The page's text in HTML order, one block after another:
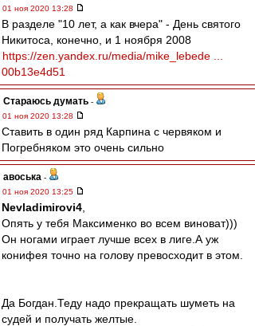
01 ноя 2020 13:28
В разделе "10 лет, а как вчера" - День святого
Никитоса, конечно, и 1 ноября 2008
https://zen.yandex.ru/media/mike_lebede ...
00b13e4d51
Стараюсь думать -
01 ноя 2020 13:28
Ставить в один ряд Карпина с червяком и
Погребняком это очень сильно
авоська -
01 ноя 2020 13:25
Nevladimirovi4
Опять у тебя Максименко во всем виноват)))
Он ногами играет лучше всех в лиге.А уж
конифея точно на голову превосходит в этом.
Да Богдан.Теду надо прекращать шуметь на
судей и получать желтые.